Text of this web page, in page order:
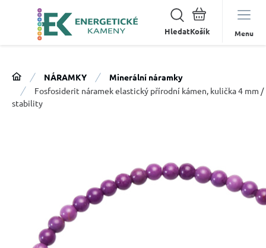
Hledat Menu
NÁRAMKY
Minerální náramky
Fosfosiderit náramek elastický přírodní kámen, kulička 4 mm /
stability